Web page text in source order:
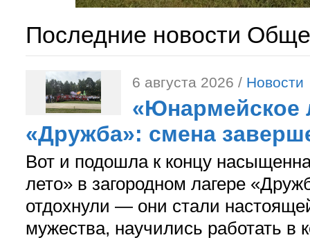
Последние новости
6 августа 2026 / Новости
«Юнармейское
«Дружба»: смена
Вот и подошла к концу
лето» в загородном лагере
отдохнули — они стали
мужества, научились работать в